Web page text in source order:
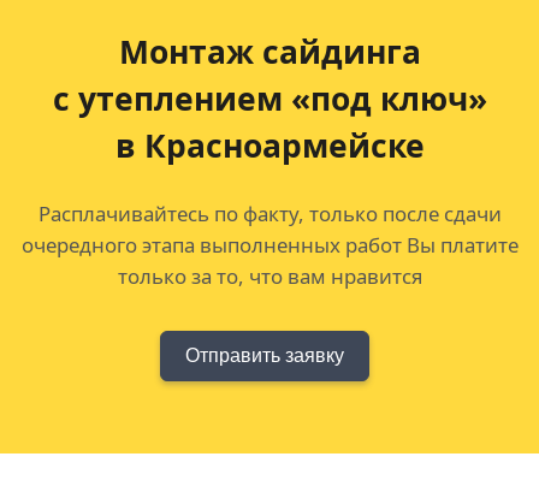
Монтаж сайдинга
с утеплением «под ключ»
в Красноармейске
Расплачивайтесь по факту, только после сдачи
очередного этапа выполненных работ Вы платите
только за то, что вам нравится
Отправить заявку